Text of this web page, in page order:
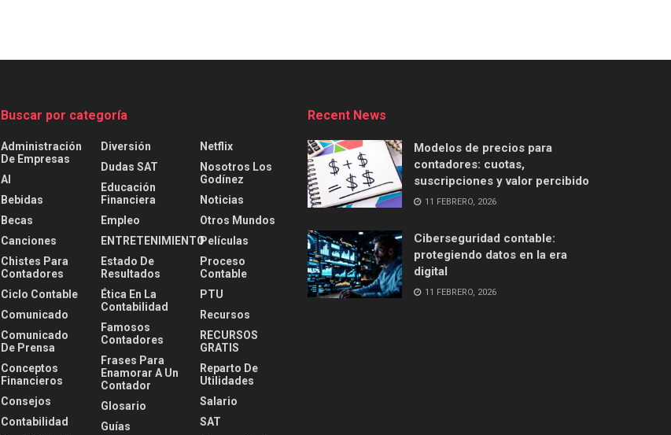
Buscar por categoría
Administración
De Empresas
AI
Bebidas
Becas
Canciones
Chistes Para
Contadores
Ciclo Contable
Comunicado
Comunicado
De Prensa
Conceptos
Financieros
Consejos
Contabilidad
Diversión
Dudas SAT
Educación
Financiera
Empleo
ENTRETENIMIENTO
Estado De
Resultados
Ética En La
Contabilidad
Famosos
Contadores
Frases Para
Enamorar A Un
Contador
Glosario
Guías
Netflix
Nosotros Los
Godínez
Noticias
Otros Mundos
Películas
Proceso
Contable
PTU
Recursos
RECURSOS
GRATIS
Reparto De
Utilidades
Salario
SAT
Recent News
Modelos de precios para
contadores: cuotas,
suscripciones y valor percibido
11 FEBRERO, 2026
Ciberseguridad contable:
protegiendo datos en la era
digital
11 FEBRERO, 2026